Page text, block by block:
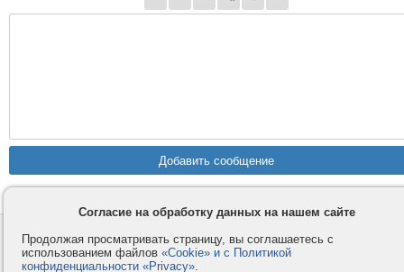
Контакты
Компания
Privacy и Cookie
Правила и условия
Согласие на обработку данных на нашем сайте
Продолжая просматривать страницу, вы соглашаетесь с
использованием файлов «Cookie» и с Политикой
конфиденциальности «Privacy».